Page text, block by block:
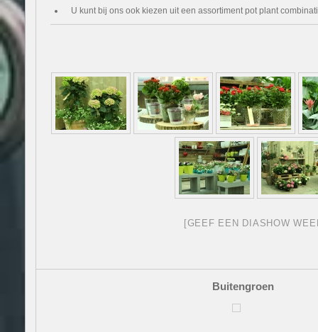
U kunt bij ons ook kiezen uit een assortiment pot plant
[GEEF EEN DIASHOW
Buitengroen